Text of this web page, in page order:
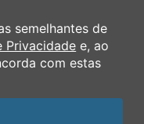
semelhantes de
Privacidade e, ao
com estas